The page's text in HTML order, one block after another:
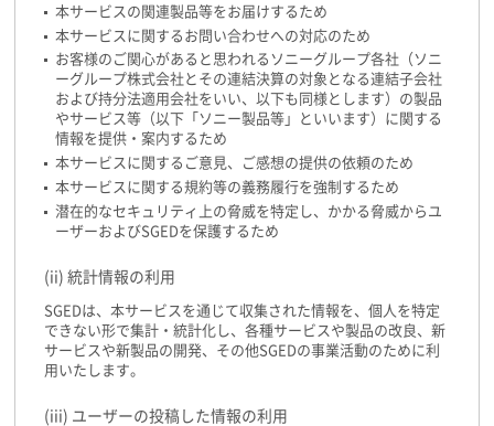
本サービスの関連製品等をお届けするため
本サービスに関するお問い合わせへの対応のため
お客様のご関心があると思われるソニーグループ各社（ソニ
ーグループ株式会社とその連結決算の対象となる連結子会社
および持分法適用会社をいい、以下も同様とします）の製品
やサービス等（以下「ソニー製品等」といいます）に関する
情報を提供・案内するため
本サービスに関するご意見、ご感想の提供の依頼のため
本サービスに関する規約等の義務履行を強制するため
潜在的なセキュリティ上の脅威を特定し、かかる脅威からユ
ーザーおよびSGEDを保護するため
(ii) 統計情報の利用
SGEDは、本サービスを通じて収集された情報を、個人を特定
できない形で集計・統計化し、各種サービスや製品の改良、新
サービスや新製品の開発、その他SGEDの事業活動のために利
用いたします。
(iii) ユーザーの投稿した情報の利用